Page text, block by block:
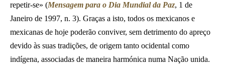
repetir-se» (Mensagem para o Dia Mundial da Paz, 1 de
Janeiro de 1997, n. 3). Graças a isto, todos os mexicanos e
mexicanas de hoje poderão conviver, sem detrimento do apreço
devido às suas tradições, de origem tanto ocidental como
indígena, associadas de maneira harmónica numa Nação unida.